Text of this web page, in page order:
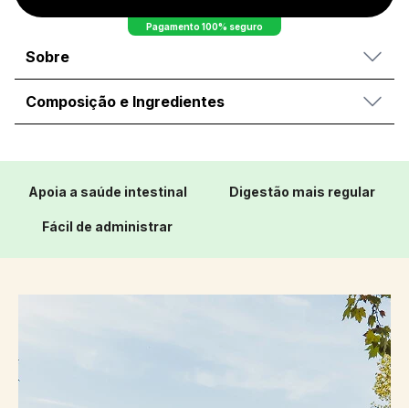
Pagamento 100% seguro
Sobre
Composição e Ingredientes
Apoia a saúde intestinal Digestão mais regular
Fácil de administrar